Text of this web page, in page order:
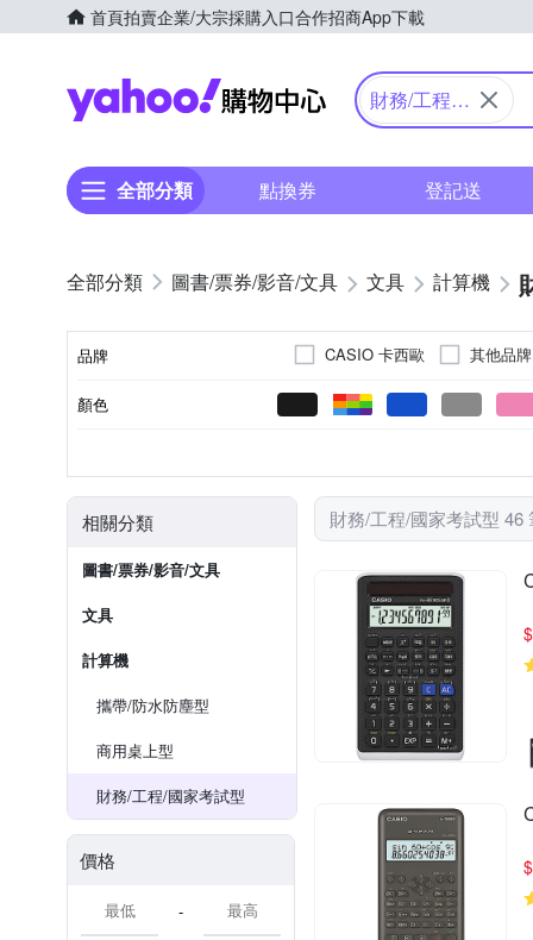
首頁拍賣企業/大宗採購入口合作招商App下載
Yahoo購物中心
財務/工程/
全部分類
點換券 登記送
圖書/票券/影音/文具 文具 計算機
品牌 CASIO 卡西歐 其他品牌
顏色
相關分類
圖書/票券/影音/文具
文具
計算機
攜帶/防水防塵型
商用桌上型
財務/工程/國家考試型
價格
-
財務/工程/國家考試型 46
$
$